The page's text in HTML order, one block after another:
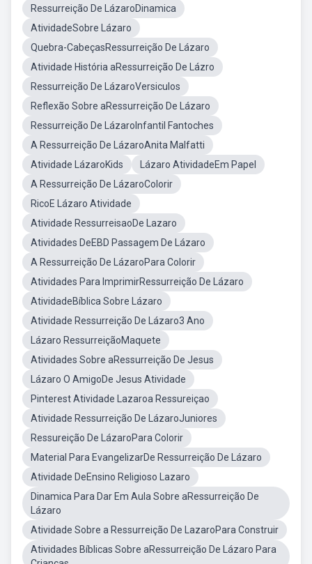
Ressurreição De LázaroDinamica
AtividadeSobre Lázaro
Quebra-CabeçasRessurreição De Lázaro
Atividade História aRessurreição De Lázro
Ressurreição De LázaroVersiculos
Reflexão Sobre aRessurreição De Lázaro
Ressurreição De LázaroInfantil Fantoches
A Ressurreição De LázaroAnita Malfatti
Atividade LázaroKids
Lázaro AtividadeEm Papel
A Ressurreição De LázaroColorir
RicoE Lázaro Atividade
Atividade RessurreisaoDe Lazaro
Atividades DeEBD Passagem De Lázaro
A Ressurreição De LázaroPara Colorir
Atividades Para ImprimirRessurreição De Lázaro
AtividadeBíblica Sobre Lázaro
Atividade Ressurreição De Lázaro3 Ano
Lázaro RessurreiçãoMaquete
Atividades Sobre aRessurreição De Jesus
Lázaro O AmigoDe Jesus Atividade
Pinterest Atividade Lazaroa Ressureiçao
Atividade Ressurreição De LázaroJuniores
Ressureição De LázaroPara Colorir
Material Para EvangelizarDe Ressurreição De Lázaro
Atividade DeEnsino Religioso Lazaro
Dinamica Para Dar Em Aula Sobre aRessurreição De
Lázaro
Atividade Sobre a Ressurreição De LazaroPara Construir
Atividades Bíblicas Sobre aRessurreição De Lázaro Para